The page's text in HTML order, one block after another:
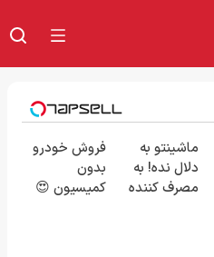
ماشینتو به
دلال نده! به
مصرف کننده
فروش خودرو
بدون
کمیسیون 😍